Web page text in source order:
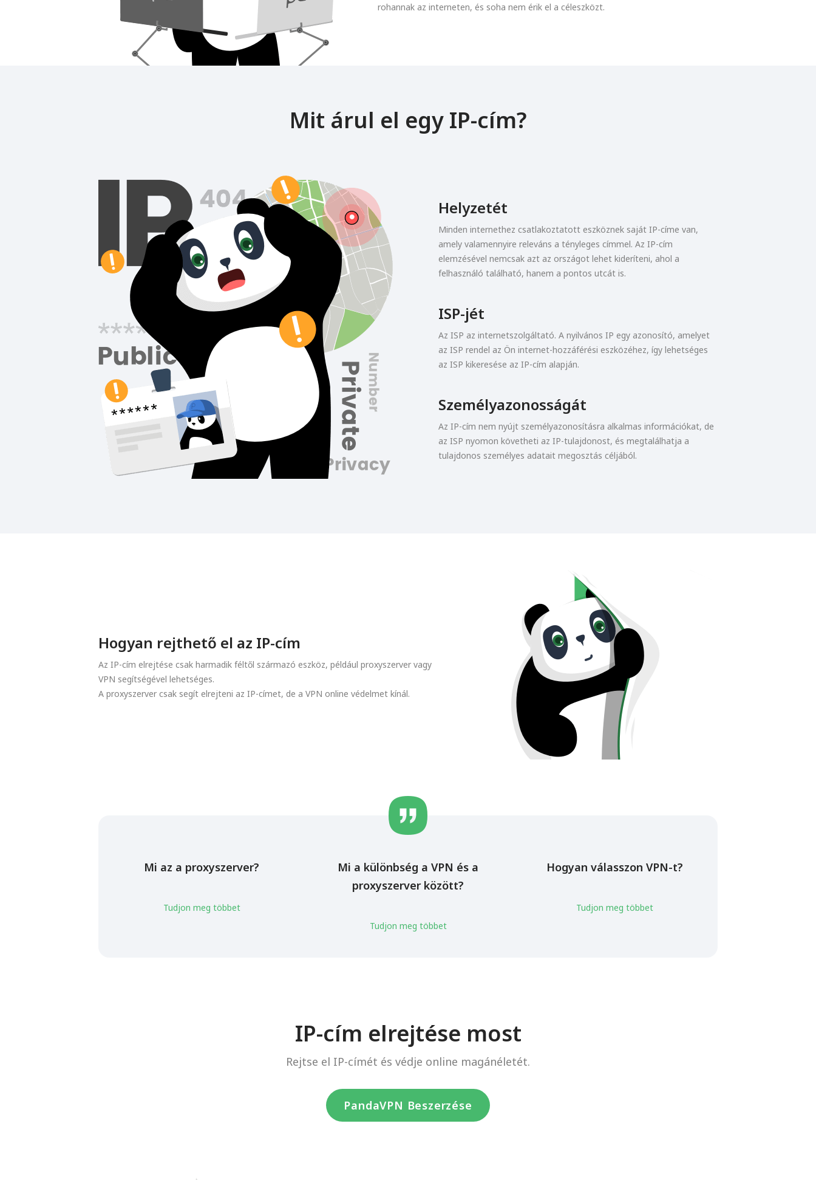
rohannak az interneten, és soha nem érik el a céleszközt.
Mit árul el egy IP-cím?
Helyzetét
Minden internethez csatlakoztatott eszköznek saját IP-címe van,
amely valamennyire releváns a tényleges címmel. Az IP-cím
elemzésével nemcsak azt az országot lehet kideríteni, ahol a
felhasználó található, hanem a pontos utcát is.
ISP-jét
Az ISP az internetszolgáltató. A nyilvános IP egy azonosító, amelyet
az ISP rendel az Ön internet-hozzáférési eszközéhez, így lehetséges
az ISP kikeresése az IP-cím alapján.
Személyazonosságát
Az IP-cím nem nyújt személyazonosításra alkalmas információkat, de
az ISP nyomon követheti az IP-tulajdonost, és megtalálhatja a
tulajdonos személyes adatait megosztás céljából.
Hogyan rejthető el az IP-cím
Az IP-cím elrejtése csak harmadik féltől származó eszköz, például proxyszerver vagy
VPN segítségével lehetséges.
A proxyszerver csak segít elrejteni az IP-címet, de a VPN online védelmet kínál.
Mi az a proxyszerver?
Tudjon meg többet
Mi a különbség a VPN és a
proxyszerver között?
Tudjon meg többet
Hogyan válasszon VPN-t?
Tudjon meg többet
IP-cím elrejtése most
Rejtse el IP-címét és védje online magánéletét.
PandaVPN Beszerzése